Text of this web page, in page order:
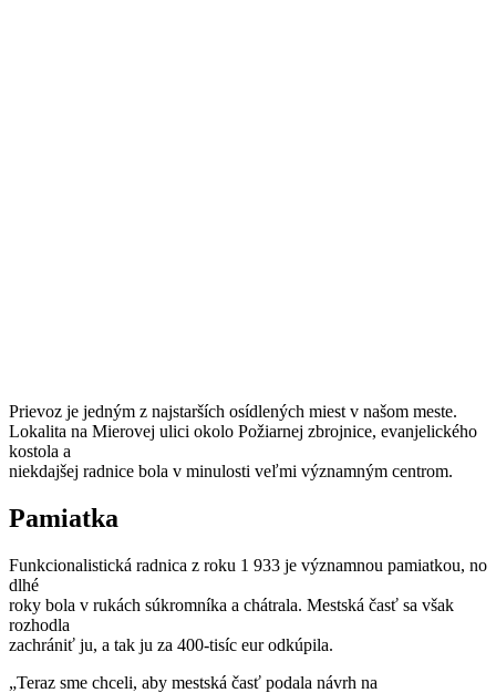
Prievoz je jedným z najstarších osídlených miest v našom meste.
Lokalita na Mierovej ulici okolo Požiarnej zbrojnice, evanjelického
kostola a
niekdajšej radnice bola v minulosti veľmi významným centrom.
Pamiatka
Funkcionalistická radnica z roku 1 933 je významnou pamiatkou, no
dlhé
roky bola v rukách súkromníka a chátrala. Mestská časť sa však
rozhodla
zachrániť ju, a tak ju za 400-tisíc eur odkúpila.
„Teraz sme chceli, aby mestská časť podala návrh na